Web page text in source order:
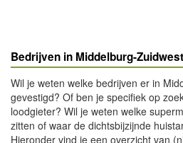
Bedrijven in Middelburg-Zuidwest
Wil je weten welke bedrijven er in
gevestigd? Of ben je specifiek op
loodgieter? Wil je weten welke
zitten of waar de dichtsbijzijnde
Hieronder vind je een overzicht van